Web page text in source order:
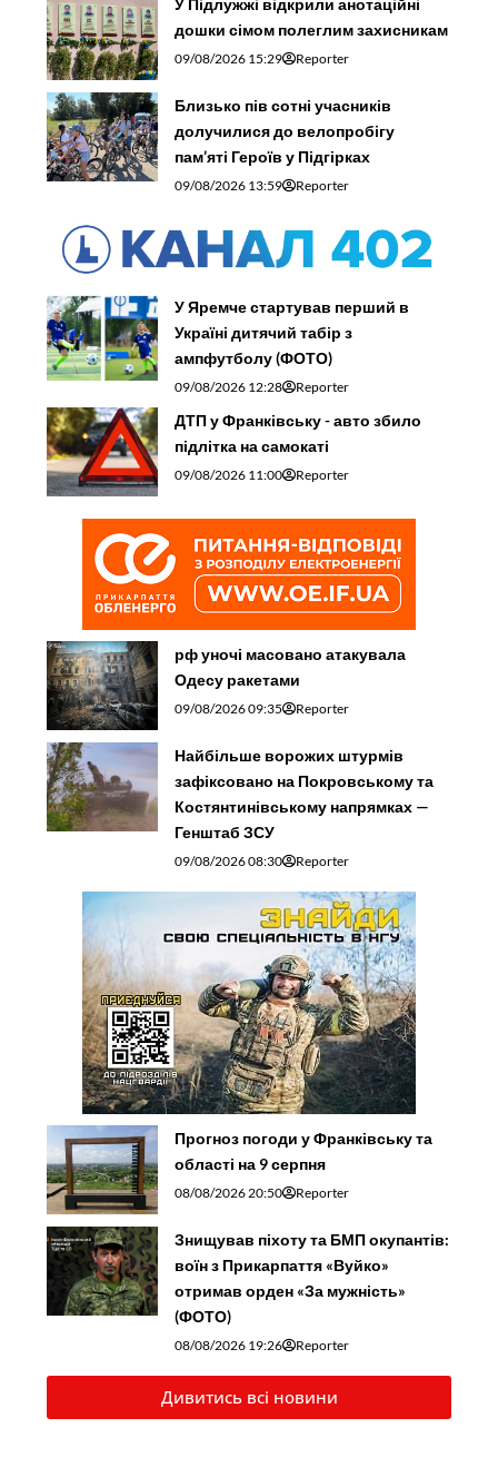
дошки сімом полеглим захисникам
09/08/2026 15:29 Reporter
Близько пів сотні учасників
долучилися до велопробігу
пам’яті Героїв у Підгірках
09/08/2026 13:59 Reporter
У Яремче стартував перший в
Україні дитячий табір з
ампфутболу (ФОТО)
09/08/2026 12:28 Reporter
ДТП у Франківську - авто збило
підлітка на самокаті
09/08/2026 11:00 Reporter
рф уночі масовано атакувала
Одесу ракетами
09/08/2026 09:35 Reporter
Найбільше ворожих штурмів
зафіксовано на Покровському та
Костянтинівському напрямках —
Генштаб ЗСУ
09/08/2026 08:30 Reporter
Прогноз погоди у Франківську та
області на 9 серпня
08/08/2026 20:50 Reporter
Знищував піхоту та БМП окупантів:
воїн з Прикарпаття «Вуйко»
отримав орден «За мужність»
(ФОТО)
08/08/2026 19:26 Reporter
Дивитись всі новини